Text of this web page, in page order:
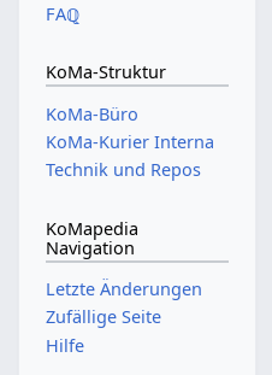
FAℚ
KoMa-Struktur
KoMa-Büro
KoMa-Kurier Interna
Technik und Repos
KoMapedia
Navigation
Letzte Änderungen
Zufällige Seite
Hilfe